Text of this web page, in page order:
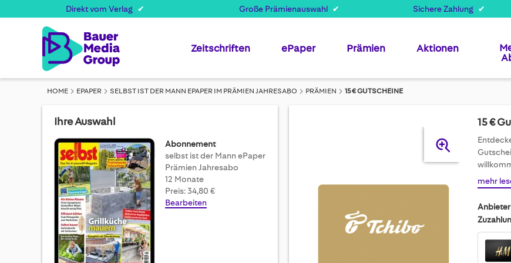
Direkt vom Verlag Große Prämienauswahl Sichere Zahlung
Zeitschriften ePaper Prämien Aktionen
HOME EPAPER SELBST IST DER MANN EPAPER IM PRÄMIEN JAHRESABO PRÄMIEN 15 € GUTSCHEINE
Ihre Auswahl
Abonnement
selbst ist der Mann ePaper
Prämien Jahresabo
12 Monate
Preis: 34,80 €
Bearbeiten
15 €
mehr
Anbieter